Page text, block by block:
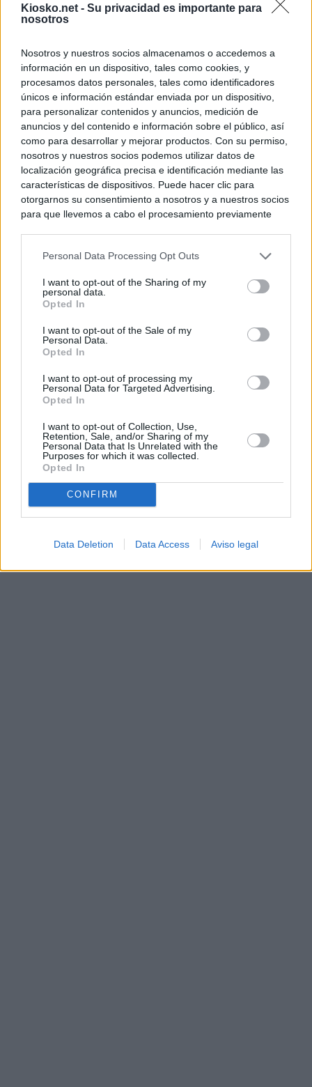
Kiosko.net - Su privacidad es importante para
nosotros
Nosotros y nuestros socios almacenamos o accedemos a
información en un dispositivo, tales como cookies, y
procesamos datos personales, tales como identificadores
únicos e información estándar enviada por un dispositivo,
para personalizar contenidos y anuncios, medición de
anuncios y del contenido e información sobre el público, así
como para desarrollar y mejorar productos. Con su permiso,
nosotros y nuestros socios podemos utilizar datos de
localización geográfica precisa e identificación mediante las
características de dispositivos. Puede hacer clic para
otorgarnos su consentimiento a nosotros y a nuestros socios
para que llevemos a cabo el procesamiento previamente
negar su consentimiento. Tenga en cuenta que algún
de su consentimiento, pero usted tiene el derecho de
rechazar tal procesamiento. Sus preferencias se aplicarán
cualquier momento entrando de nuevo en este sitio web o
visitando nuestra política de privacidad.
Personal Data Processing Opt Outs
I want to opt-out of the Sharing of my
personal data.
Opted In
I want to opt-out of the Sale of my
Personal Data.
Opted In
I want to opt-out of processing my
Personal Data for Targeted Advertising.
Opted In
I want to opt-out of Collection, Use,
Retention, Sale, and/or Sharing of my
Personal Data that Is Unrelated with the
Purposes for which it was collected.
Opted In
CONFIRM
Data Deletion Data Access Aviso legal